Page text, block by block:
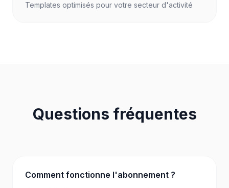
Templates optimisés pour votre secteur d'activité
Questions fréquentes
Comment fonctionne l'abonnement ?